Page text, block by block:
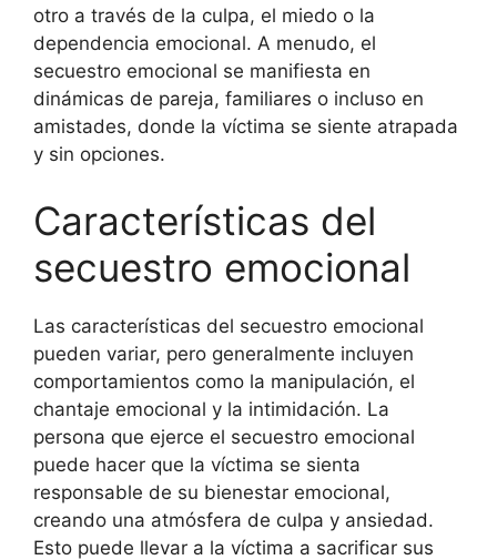
otro a través de la culpa, el miedo o la
dependencia emocional. A menudo, el
secuestro emocional se manifiesta en
dinámicas de pareja, familiares o incluso en
amistades, donde la víctima se siente atrapada
y sin opciones.
Características del
secuestro emocional
Las características del secuestro emocional
pueden variar, pero generalmente incluyen
comportamientos como la manipulación, el
chantaje emocional y la intimidación. La
persona que ejerce el secuestro emocional
puede hacer que la víctima se sienta
responsable de su bienestar emocional,
creando una atmósfera de culpa y ansiedad.
Esto puede llevar a la víctima a sacrificar sus